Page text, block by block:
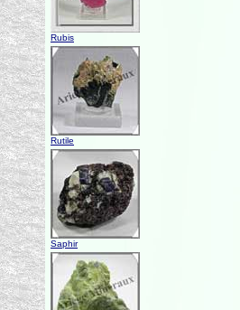
Rubis
Rutile
Saphir